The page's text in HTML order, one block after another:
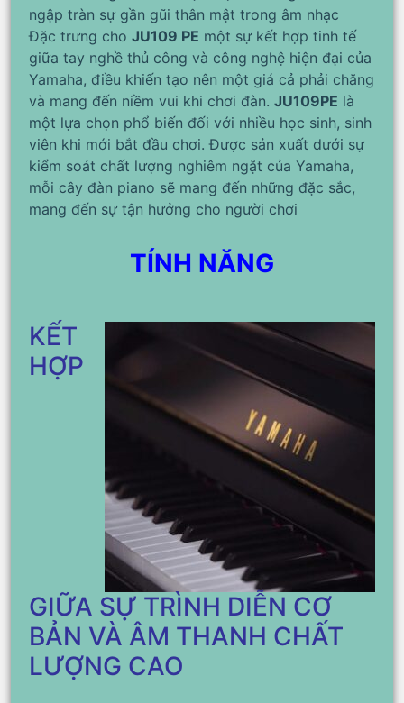
ngập tràn sự gần gũi thân mật trong âm nhạc
Đặc trưng cho JU109 PE một sự kết hợp tinh tế
giữa tay nghề thủ công và công nghệ hiện đại của
Yamaha, điều khiến tạo nên một giá cả phải chăng
và mang đến niềm vui khi chơi đàn. JU109PE là
một lựa chọn phổ biến đối với nhiều học sinh, sinh
viên khi mới bắt đầu chơi. Được sản xuất dưới sự
kiểm soát chất lượng nghiêm ngặt của Yamaha,
mỗi cây đàn piano sẽ mang đến những đặc sắc,
mang đến sự tận hưởng cho người chơi
TÍNH NĂNG
KẾT
HỢP
GIỮA SỰ TRÌNH DIỄN CƠ
BẢN VÀ ÂM THANH CHẤT
LƯỢNG CAO